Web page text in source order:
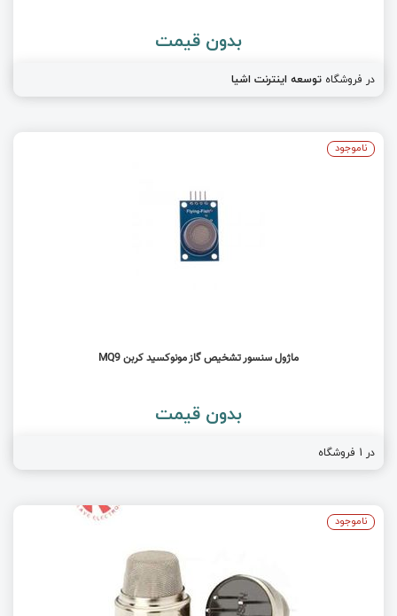
بدون قیمت
در فروشگاه توسعه اینترنت اشیا
ماژول سنسور تشخیص گاز مونوکسید کربن MQ9
بدون قیمت
در 1 فروشگاه
ناموجود
ناموجود